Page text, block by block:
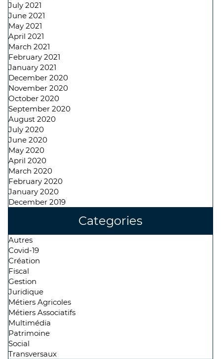
July 2021
June 2021
May 2021
April 2021
March 2021
February 2021
January 2021
December 2020
November 2020
October 2020
September 2020
August 2020
July 2020
June 2020
May 2020
April 2020
March 2020
February 2020
January 2020
December 2019
Categories
Autres
Covid-19
Création
Fiscal
Gestion
Juridique
Métiers Agricoles
Métiers Associatifs
Multimédia
Patrimoine
Social
Transversaux